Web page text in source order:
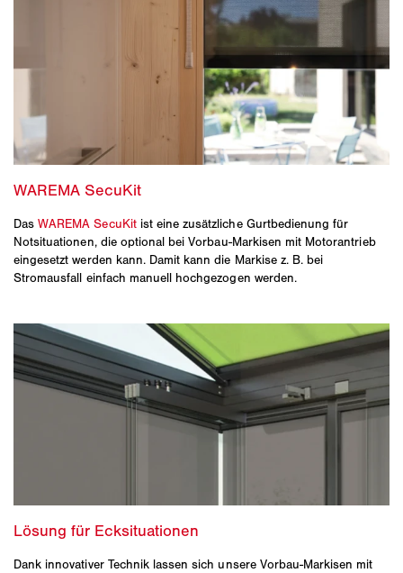
DasWAREMA SecuKitist eine zusätzliche Gurtbedienung für
Notsituationen, die optional bei Vorbau-Markisen mit Motorantrieb
eingesetzt werden kann. Damit kann die Markise z. B. bei
Stromausfall einfach manuell hochgezogen werden.
Dank innovativer Technik lassen sich unsere Vorbau-Markisen mit